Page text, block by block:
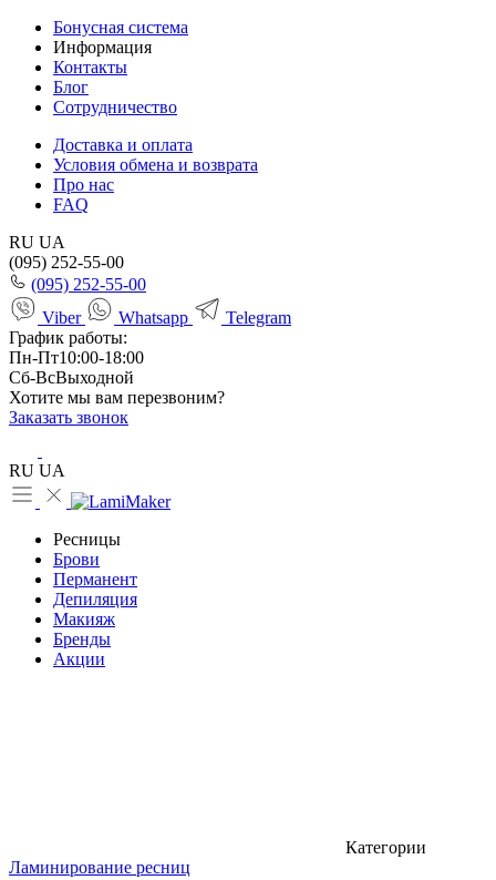
Бонусная система
Информация
Контакты
Блог
Сотрудничество
Доставка и оплата
Условия обмена и возврата
Про нас
FAQ
RU UA
(095) 252-55-00
(095) 252-55-00
Viber
Whatsapp
Telegram
График работы:
Пн-Пт10:00-18:00
Сб-ВсВыходной
Хотите мы вам перезвоним?
Заказать звонок
RU UA
Ресницы
Брови
Перманент
Депиляция
Макияж
Бренды
Акции
Категории
Ламинирование ресниц